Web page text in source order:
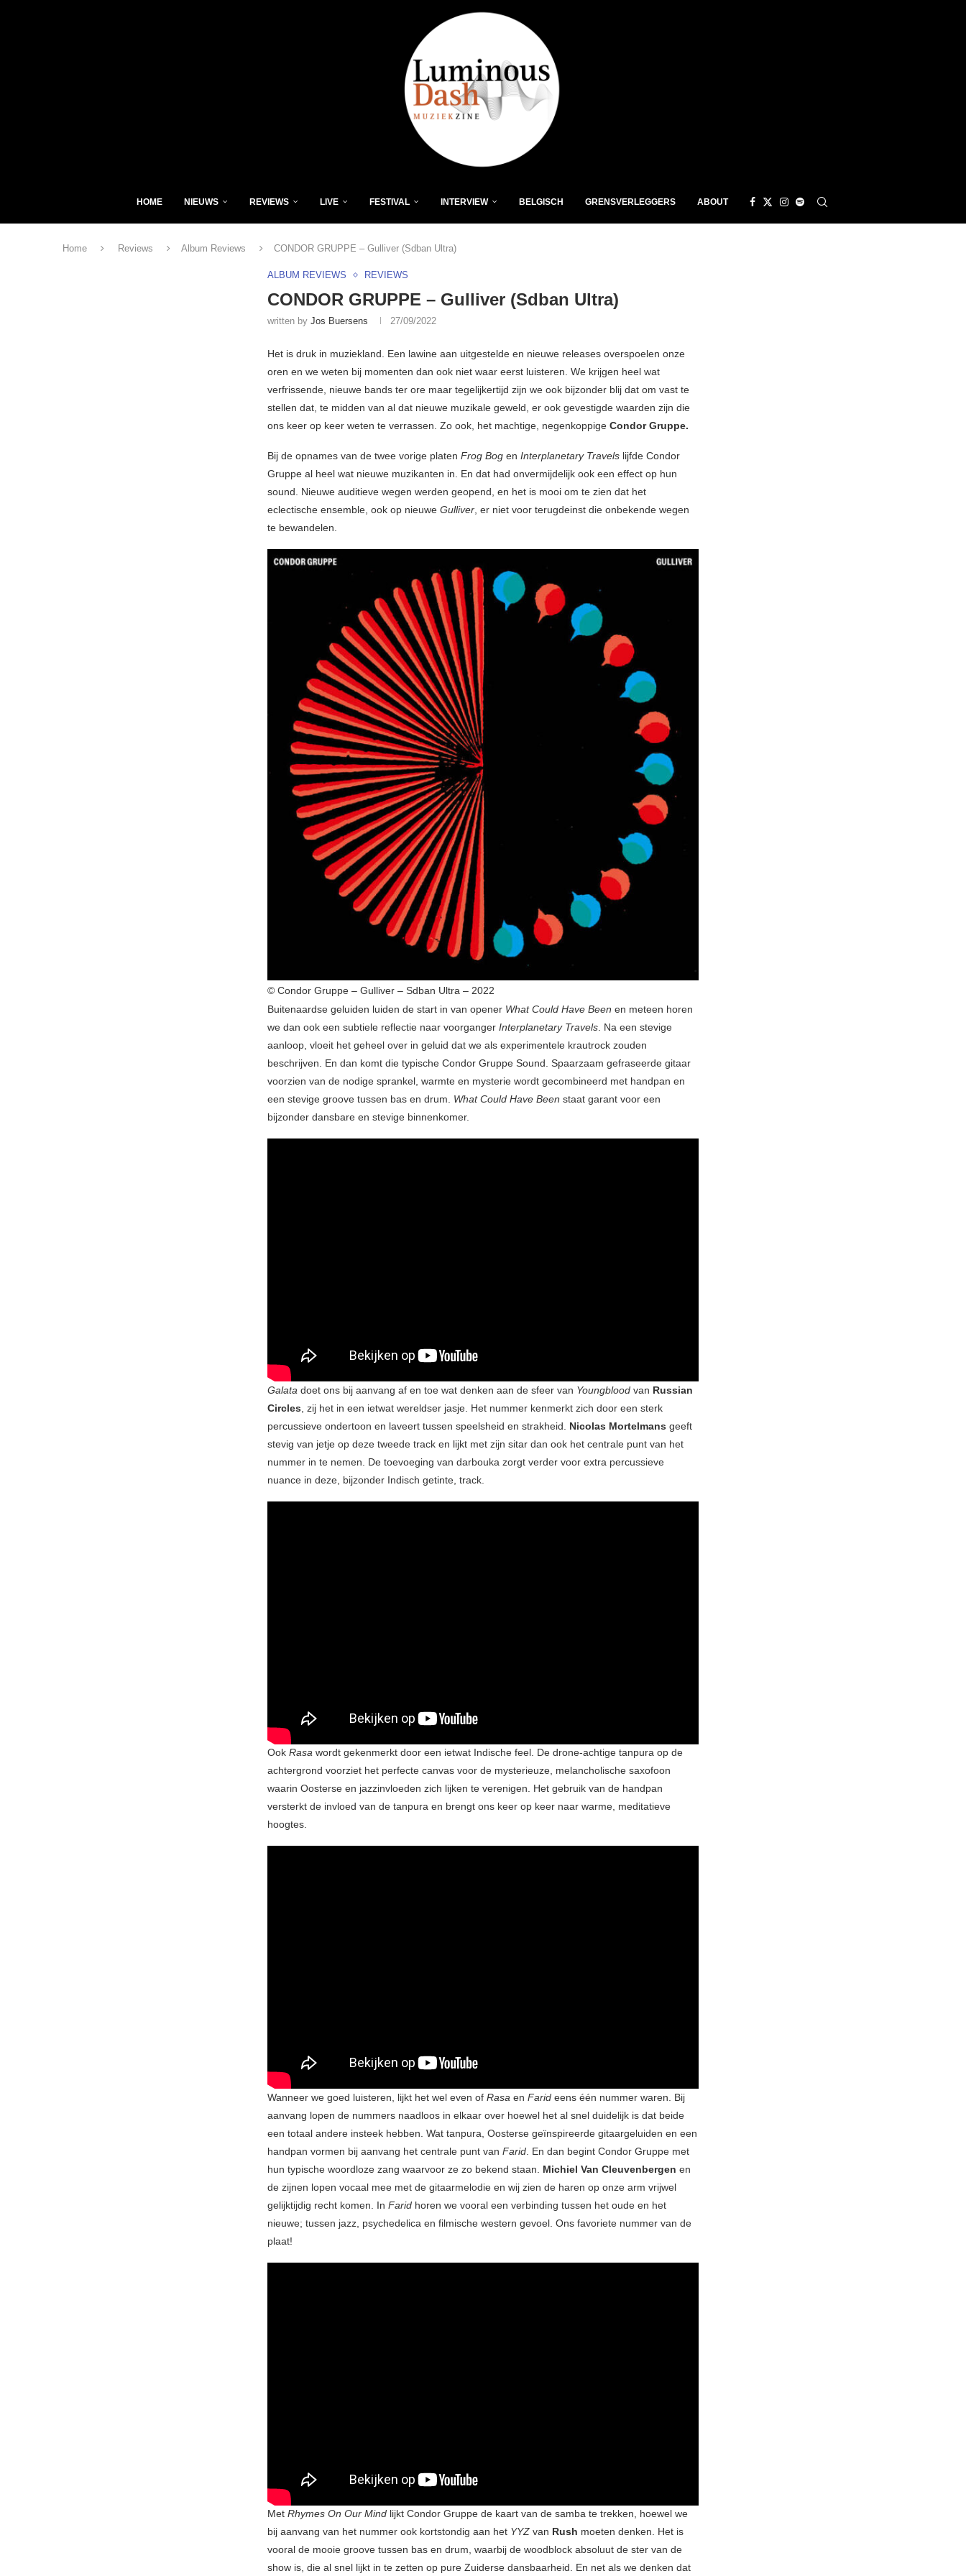
HOME NIEUWS REVIEWS LIVE FESTIVAL INTERVIEW BELGISCH GRENSVERLEGGERS ABOUT
Home Reviews Album Reviews CONDOR GRUPPE – Gulliver (Sdban Ultra)
ALBUM REVIEWS REVIEWS
CONDOR GRUPPE – Gulliver (Sdban Ultra)
written by Jos Buersens 27/09/2022
Het is druk in muziekland. Een lawine aan uitgestelde en nieuwe releases overspoelen onze
oren en we weten bij momenten dan ook niet waar eerst luisteren. We krijgen heel wat
verfrissende, nieuwe bands ter ore maar tegelijkertijd zijn we ook bijzonder blij dat om vast te
stellen dat, te midden van al dat nieuwe muzikale geweld, er ook gevestigde waarden zijn die
ons keer op keer weten te verrassen. Zo ook, het machtige, negenkoppige Condor Gruppe.
Bij de opnames van de twee vorige platen Frog Bog en Interplanetary Travels lijfde Condor
Gruppe al heel wat nieuwe muzikanten in. En dat had onvermijdelijk ook een effect op hun
sound. Nieuwe auditieve wegen werden geopend, en het is mooi om te zien dat het
eclectische ensemble, ook op nieuwe Gulliver, er niet voor terugdeinst die onbekende wegen
te bewandelen.
© Condor Gruppe – Gulliver – Sdban Ultra – 2022
Buitenaardse geluiden luiden de start in van opener What Could Have Been en meteen horen
we dan ook een subtiele reflectie naar voorganger Interplanetary Travels. Na een stevige
aanloop, vloeit het geheel over in geluid dat we als experimentele krautrock zouden
beschrijven. En dan komt die typische Condor Gruppe Sound. Spaarzaam gefraseerde gitaar
voorzien van de nodige sprankel, warmte en mysterie wordt gecombineerd met handpan en
een stevige groove tussen bas en drum. What Could Have Been staat garant voor een
bijzonder dansbare en stevige binnenkomer.
Galata doet ons bij aanvang af en toe wat denken aan de sfeer van Youngblood van Russian
Circles , zij het in een ietwat wereldser jasje. Het nummer kenmerkt zich door een sterk
percussieve ondertoon en laveert tussen speelsheid en strakheid. Nicolas Mortelmans geeft
stevig van jetje op deze tweede track en lijkt met zijn sitar dan ook het centrale punt van het
nummer in te nemen. De toevoeging van darbouka zorgt verder voor extra percussieve
nuance in deze, bijzonder Indisch getinte, track.
Ook Rasa wordt gekenmerkt door een ietwat Indische feel. De drone-achtige tanpura op de
achtergrond voorziet het perfecte canvas voor de mysterieuze, melancholische saxofoon
waarin Oosterse en jazzinvloeden zich lijken te verenigen. Het gebruik van de handpan
versterkt de invloed van de tanpura en brengt ons keer op keer naar warme, meditatieve
hoogtes.
Wanneer we goed luisteren, lijkt het wel even of Rasa en Farid eens één nummer waren. Bij
aanvang lopen de nummers naadloos in elkaar over hoewel het al snel duidelijk is dat beide
een totaal andere insteek hebben. Wat tanpura, Oosterse geïnspireerde gitaargeluiden en een
handpan vormen bij aanvang het centrale punt van Farid . En dan begint Condor Gruppe met
hun typische woordloze zang waarvoor ze zo bekend staan. Michiel Van Cleuvenbergen en
de zijnen lopen vocaal mee met de gitaarmelodie en wij zien de haren op onze arm vrijwel
gelijktijdig recht komen. In Farid horen we vooral een verbinding tussen het oude en het
nieuwe; tussen jazz, psychedelica en filmische western gevoel. Ons favoriete nummer van de
plaat!
Met Rhymes On Our Mind lijkt Condor Gruppe de kaart van de samba te trekken, hoewel we
bij aanvang van het nummer ook kortstondig aan het YYZ van Rush moeten denken. Het is
vooral de mooie groove tussen bas en drum, waarbij de woodblock absoluut de ster van de
show is, die al snel lijkt in te zetten op pure Zuiderse dansbaarheid. En net als we denken dat